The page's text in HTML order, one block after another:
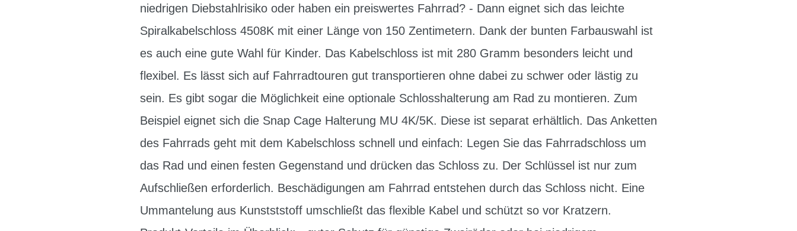
niedrigen Diebstahlrisiko oder haben ein preiswertes Fahrrad? - Dann eignet sich das leichte
Spiralkabelschloss 4508K mit einer Länge von 150 Zentimetern. Dank der bunten Farbauswahl ist
es auch eine gute Wahl für Kinder. Das Kabelschloss ist mit 280 Gramm besonders leicht und
flexibel. Es lässt sich auf Fahrradtouren gut transportieren ohne dabei zu schwer oder lästig zu
sein. Es gibt sogar die Möglichkeit eine optionale Schlosshalterung am Rad zu montieren. Zum
Beispiel eignet sich die Snap Cage Halterung MU 4K/5K. Diese ist separat erhältlich. Das Anketten
des Fahrrads geht mit dem Kabelschloss schnell und einfach: Legen Sie das Fahrradschloss um
das Rad und einen festen Gegenstand und drücken das Schloss zu. Der Schlüssel ist nur zum
Aufschließen erforderlich. Beschädigungen am Fahrrad entstehen durch das Schloss nicht. Eine
Ummantelung aus Kunstststoff umschließt das flexible Kabel und schützt so vor Kratzern.